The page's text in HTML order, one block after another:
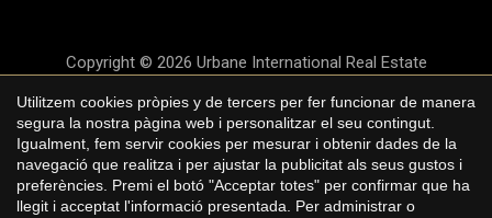
Copyright © 2026 Urbane International Real Estate
Avís legal
Política de privacitat
Polí­tica de cookies
byiEstrategic
Utilitzem cookies pròpies y de tercers per fer funcionar de manera
segura la nostra pàgina web i personalitzar el seu contingut.
Igualment, fem servir cookies per mesurar i obtenir dades de la
navegació que realitza i per ajustar la publicitat als seus gustos i
preferències. Premi el botó "Acceptar totes" per confirmar que ha
llegit i acceptat l'informació presentada. Per administrar o